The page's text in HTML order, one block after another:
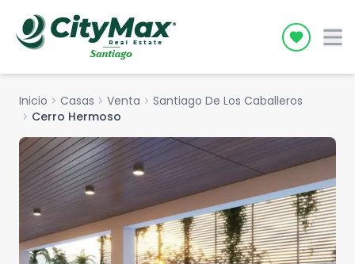
Icon
Inicio chevron_right Casas chevron_right Venta chevron_right Santiago De Los Caballeros
chevron_right Cerro Hermoso